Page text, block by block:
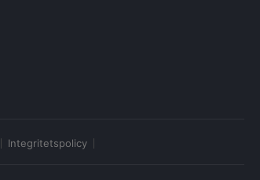
Integritetspolicy